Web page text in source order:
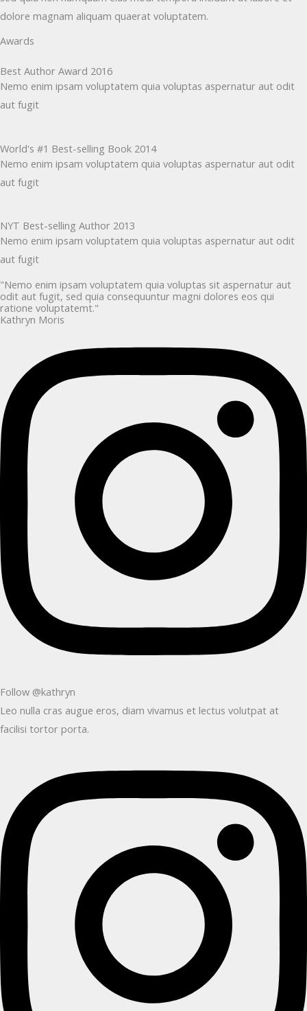
dolore magnam aliquam quaerat voluptatem.
Awards
Best Author Award 2016
Nemo enim ipsam voluptatem quia voluptas aspernatur aut odit
aut fugit
World's #1 Best-selling Book 2014
Nemo enim ipsam voluptatem quia voluptas aspernatur aut odit
aut fugit
NYT Best-selling Author 2013
Nemo enim ipsam voluptatem quia voluptas aspernatur aut odit
aut fugit
"Nemo enim ipsam voluptatem quia voluptas sit aspernatur aut
odit aut fugit, sed quia consequuntur magni dolores eos qui
ratione voluptatemt."
Kathryn Moris
Follow @kathryn
Leo nulla cras augue eros, diam vivamus et lectus volutpat at
facilisi tortor porta.